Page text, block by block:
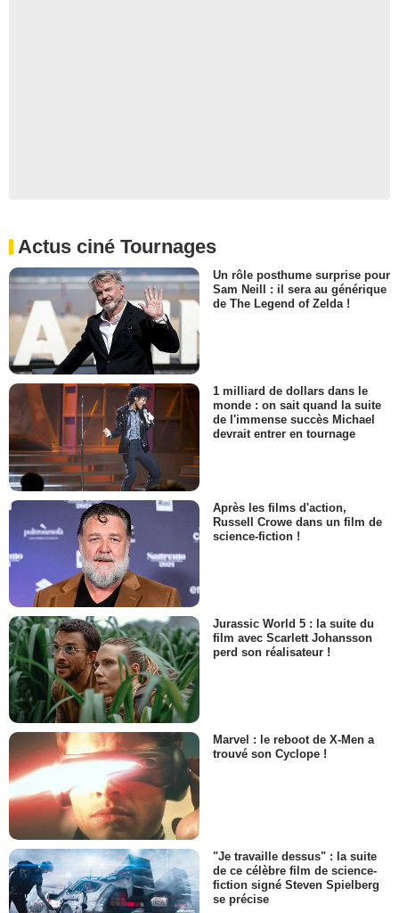
Actus ciné Tournages
Un rôle posthume surprise pour
Sam Neill : il sera au générique
de The Legend of Zelda !
1 milliard de dollars dans le
monde : on sait quand la suite
de l'immense succès Michael
devrait entrer en tournage
Après les films d'action,
Russell Crowe dans un film de
science-fiction !
Jurassic World 5 : la suite du
film avec Scarlett Johansson
perd son réalisateur !
Marvel : le reboot de X-Men a
trouvé son Cyclope !
"Je travaille dessus" : la suite
de ce célèbre film de science-
fiction signé Steven Spielberg
se précise